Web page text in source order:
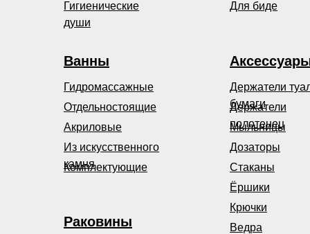
Гигиенические
души
Держатели
бумаги
Держатели
полотенец
Мыльницы
Раковины
Для биде
Ванны
Из искусственного
камня
Дозаторы
Гидромассажные
Акриловые
Отдельностоящие
Комплектующие
Стаканы
Ёршики
Крючки
Ведра